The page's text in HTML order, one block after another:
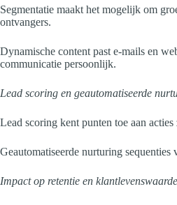
Segmentatie maakt het mogelijk om
ontvangers.
Dynamische content past e-mails en
communicatie persoonlijk.
Lead scoring en geautomatiseerde
Lead scoring kent punten toe aan
Geautomatiseerde nurturing
Impact op retentie en